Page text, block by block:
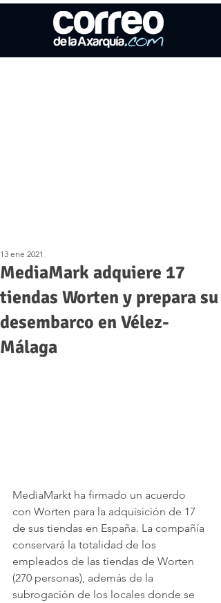
MediaMark adquiere 17
tiendas Worten y prepara su
desembarco en Vélez-
Málaga
13 ene 2021
MediaMarkt ha firmado un acuerdo
con Worten para la adquisición de 17
de sus tiendas en España. La compañía
conservará la totalidad de los
empleados de las tiendas de Worten
(270 personas), además de la
subrogación de los locales donde se